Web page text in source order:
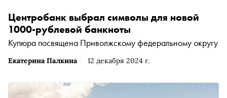
Екатерина Палкина 12 декабря 2024 г.
Центробанк выбрал символы для новой
1000-рублевой банкноты
Купюра посвящена Приволжскому федеральному округу